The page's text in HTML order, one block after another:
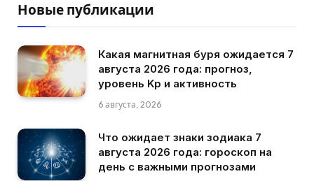
Новые публикации
Какая магнитная буря ожидается 7
августа 2026 года: прогноз,
уровень Kp и активность
6 августа, 2026
Что ожидает знаки зодиака 7
августа 2026 года: гороскоп на
день с важными прогнозами